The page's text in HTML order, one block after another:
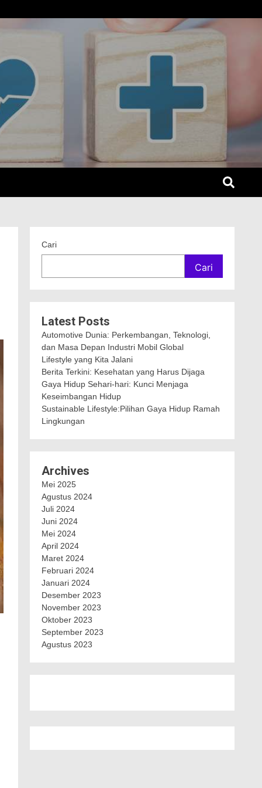
Cari
Cari
Latest Posts
Automotive Dunia: Perkembangan, Teknologi,
dan Masa Depan Industri Mobil Global
Lifestyle yang Kita Jalani
Berita Terkini: Kesehatan yang Harus Dijaga
Gaya Hidup Sehari-hari: Kunci Menjaga
Keseimbangan Hidup
Sustainable Lifestyle:Pilihan Gaya Hidup Ramah
Lingkungan
Archives
Mei 2025
Agustus 2024
Juli 2024
Juni 2024
Mei 2024
April 2024
Maret 2024
Februari 2024
Januari 2024
Desember 2023
November 2023
Oktober 2023
September 2023
Agustus 2023